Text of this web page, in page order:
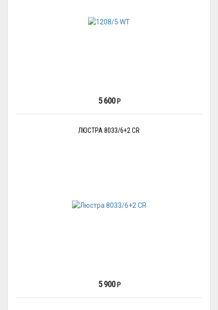
5 600 Р
ЛЮСТРА 8033/6+2 CR
5 900 Р